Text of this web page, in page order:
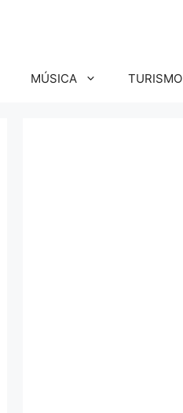
MÚSICA TURISMO